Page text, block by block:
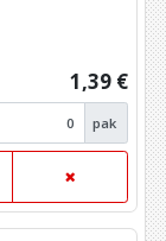
1,39 €
pak